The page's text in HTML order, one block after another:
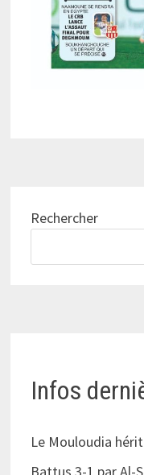
Rechercher
Infos
Le Mouloudia